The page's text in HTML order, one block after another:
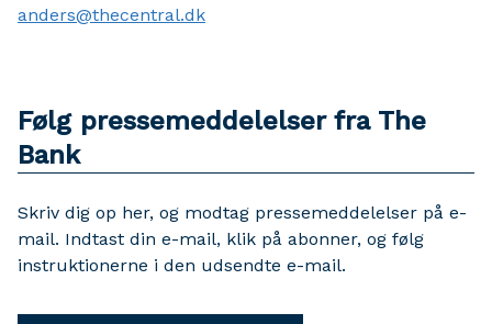
anders@thecentral.dk
Følg pressemeddelelser fra The
Bank
Skriv dig op her, og modtag pressemeddelelser på e-
mail. Indtast din e-mail, klik på abonner, og følg
instruktionerne i den udsendte e-mail.